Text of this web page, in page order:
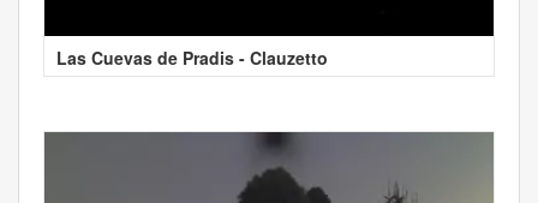
Las Cuevas de Pradis - Clauzetto